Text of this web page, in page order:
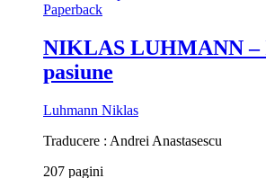
Paperback
NIKLAS LUHMANN –
pasiune
Luhmann Niklas
Traducere : Andrei Anastasescu
207 pagini